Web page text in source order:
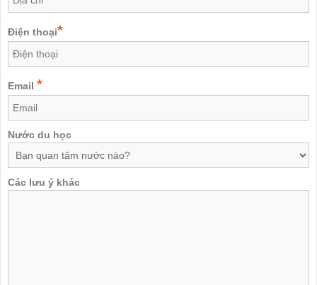
Điện thoại*
Email *
Nước du học
Các lưu ý khác